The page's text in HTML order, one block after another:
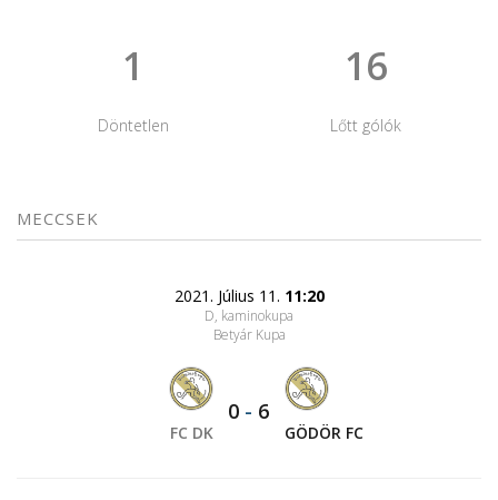
1
Döntetlen
16
Lőtt gólók
MECCSEK
2021. Július 11. 11:20
D, kaminokupa
Betyár Kupa
FC DK
0 - 6
GÖDÖR FC